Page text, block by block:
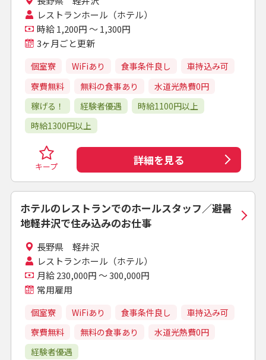
レストランホール（ホテル）
時給 1,200円 ～ 1,300円
3ヶ月ごと更新
個室寮 WiFiあり 食事条件良し
車持込み可
寮費無料
無料の食事あり
水道光熱費0円
稼げる！
経験者優遇
時給1100円以上
時給1300円以上
キープ 詳細を見る
ホテルのレストランでのホールスタッフ／避暑
地軽井沢で住み込みのお仕事
長野県 軽井沢
レストランホール（ホテル）
月給 230,000円 ～ 300,000円
常用雇用
個室寮 WiFiあり 食事条件良し
車持込み可
寮費無料
無料の食事あり
水道光熱費0円
経験者優遇